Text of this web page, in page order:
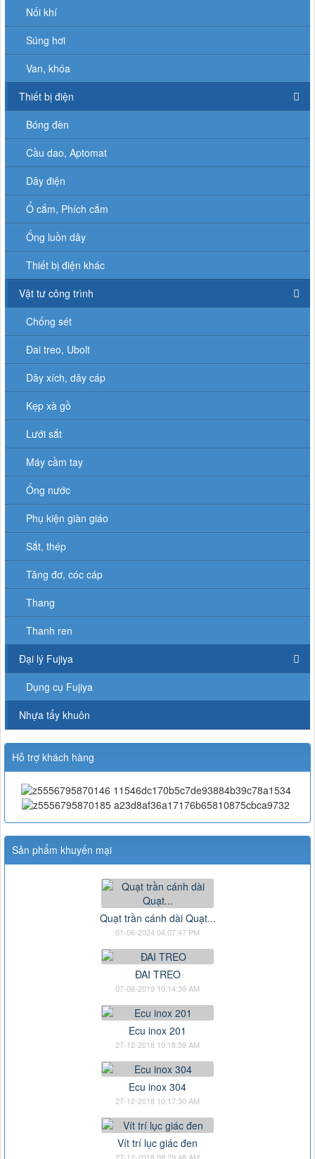
Nối khí
Súng hơi
Van, khóa
Thiết bị điện
Bóng đèn
Cầu dao, Aptomat
Dây điện
Ổ cắm, Phích cắm
Ống luồn dây
Thiết bị điện khác
Vật tư công trình
Chống sét
Đai treo, Ubolt
Dây xích, dây cáp
Kẹp xà gồ
Lưới sắt
Máy cầm tay
Ống nước
Phụ kiện giàn giáo
Sắt, thép
Tăng đơ, cóc cáp
Thang
Thanh ren
Đại lý Fujiya
Dụng cụ Fujiya
Nhựa tẩy khuôn
Hỗ trợ khách hàng
Sản phẩm khuyến mại
Quạt trần cánh dài Quạt...
01-06-2024 04:07:47 PM
ĐAI TREO
07-08-2019 10:14:39 AM
Ecu inox 201
27-12-2018 10:18:59 AM
Ecu inox 304
27-12-2018 10:17:30 AM
Vít trí lục giác đen